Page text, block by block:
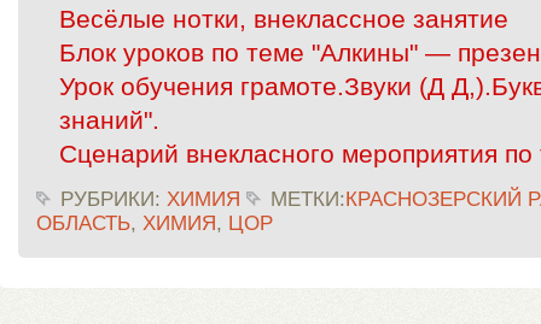
Весёлые нотки, внеклассное занятие
Блок уроков по теме "Алкины" —
Урок обучения грамоте.Звуки (Д
знаний".
Сценарий внекласного мероприятия
РУБРИКИ: ХИМИЯ МЕТКИ:КРАСНОЗЕРСКИЙ
ОБЛАСТЬ, ХИМИЯ, ЦОР